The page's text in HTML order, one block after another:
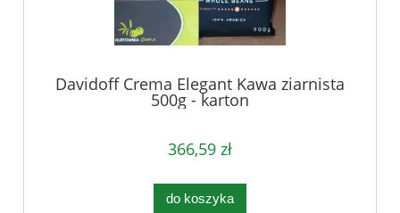
Davidoff Crema Elegant Kawa ziarnista
500g - karton
366,59 zł
do koszyka